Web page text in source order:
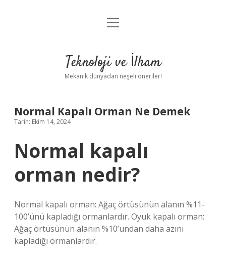
Anasayfa
Yasal Uyarı
menüyü
Teknoloji ve İlham
Mekanik dünyadan neşeli öneriler!
Normal Kapalı Orman Ne Demek
Tarih: Ekim 14, 2024
Normal kapalı
orman nedir?
Normal kapalı orman: Ağaç örtüsünün alanın %11-
100’ünü kapladığı ormanlardır. Oyuk kapalı orman:
Ağaç örtüsünün alanın %10’undan daha azını
kapladığı ormanlardır.